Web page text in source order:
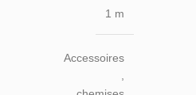
1 m
Accessoires